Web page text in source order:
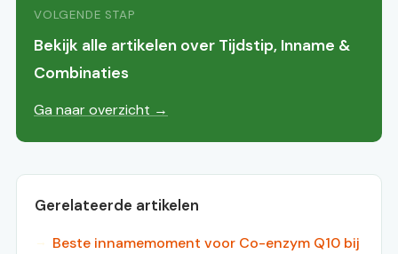
VOLGENDE STAP
Bekijk alle artikelen over Tijdstip, Inname &
Combinaties
Ga naar overzicht →
Gerelateerde artikelen
Beste innamemoment voor Co-enzym Q10 bij